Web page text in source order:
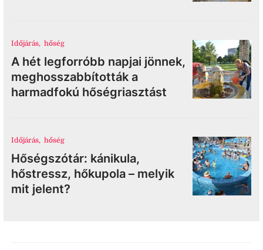
Időjárás, hőség
A hét legforróbb napjai jönnek,
meghosszabbították a
harmadfokú hőségriasztást
Időjárás, hőség
Hőségszótár: kánikula,
hőstressz, hőkupola – melyik
mit jelent?